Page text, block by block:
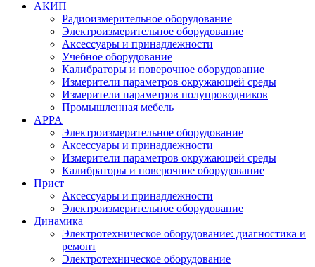
АКИП
Радиоизмерительное оборудование
Электроизмерительное оборудование
Аксессуары и принадлежности
Учебное оборудование
Калибраторы и поверочное оборудование
Измерители параметров окружающей среды
Измерители параметров полупроводников
Промышленная мебель
APPA
Электроизмерительное оборудование
Аксессуары и принадлежности
Измерители параметров окружающей среды
Калибраторы и поверочное оборудование
Прист
Аксессуары и принадлежности
Электроизмерительное оборудование
Динамика
Электротехническое оборудование: диагностика и
ремонт
Электротехническое оборудование